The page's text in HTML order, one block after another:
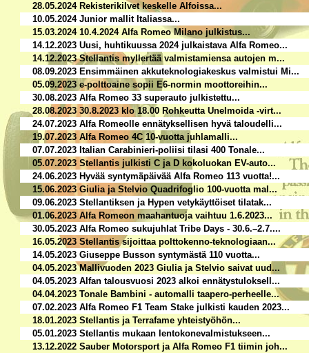
28.05.2024 Rekisterikilvet keskelle Alfoissa...
10.05.2024 Junior mallit Italiassa...
15.03.2024 10.4.2024 Alfa Romeo Milano julkistus...
14.12.2023 Uusi, huhtikuussa 2024 julkaistava Alfa Romeo...
14.12.2023 Stellantis myllertää valmistamiensa autojen m...
08.09.2023 Ensimmäinen akkuteknologiakeskus valmistui Mi...
05.09.2023 e-polttoaine sopii E6-normin moottoreihin...
30.08.2023 Alfa Romeo 33 superauto julkistettu...
28.08.2023 30.8.2023 klo 18.00 Rohkeutta Unelmoida -virt...
24.07.2023 Alfa Romeolle ennätyksellisen hyvä taloudelli...
19.07.2023 Alfa Romeo 4C 10-vuotta juhlamalli...
07.07.2023 Italian Carabinieri-poliisi tilasi 400 Tonale...
05.07.2023 Stellantis julkisti C ja D kokoluokan EV-auto...
24.06.2023 Hyvää syntymäpäivää Alfa Romeo 113 vuotta!...
15.06.2023 Giulia ja Stelvio Quadrifoglio 100-vuotta mal...
09.06.2023 Stellantiksen ja Hypen vetykäyttöiset tilatak...
01.06.2023 Alfa Romeon maahantuoja vaihtuu 1.6.2023...
30.05.2023 Alfa Romeo sukujuhlat Tribe Days - 30.6.–2.7....
16.05.2023 Stellantis sijoittaa polttokenno-teknologiaan...
14.05.2023 Giuseppe Busson syntymästä 110 vuotta...
04.05.2023 Mallivuoden 2023 Giulia ja Stelvio saivat uud...
04.05.2023 Alfan talousvuosi 2023 alkoi ennätystuloksell...
04.04.2023 Tonale Bambini - automalli taapero-perheelle...
07.02.2023 Alfa Romeo F1 Team Stake julkisti kauden 2023...
18.01.2023 Stellantis ja Terrafame yhteistyöhön...
05.01.2023 Stellantis mukaan lentokonevalmistukseen...
13.12.2022 Sauber Motorsport ja Alfa Romeo F1 tiimin joh...